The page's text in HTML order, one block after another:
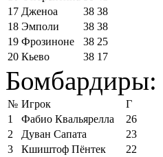
17 Дженоа 38 38
18 Эмполи 38 38
19 Фрозиноне 38 25
20 Кьево 38 17
Бомбардиры:
№ Игрок
Г
1
Фабио Квальярелла
26
2
Дуван Сапата
23
3
Кшиштоф Пёнтек
22